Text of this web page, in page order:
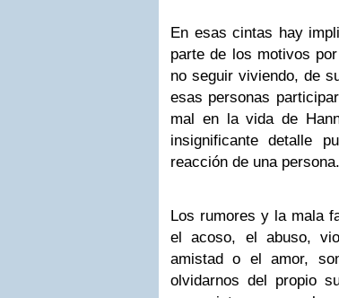
En esas cintas hay
parte de los motivos
no seguir viviendo, de
esas personas
mal en la vida de
insignificante detalle
reacción de una persona.
Los rumores y la mala
el acoso, el abuso,
amistad o el amor,
olvidarnos del propio